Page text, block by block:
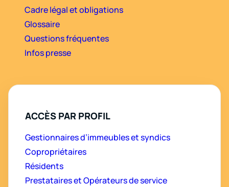
Cadre légal et obligations
Glossaire
Questions fréquentes
Infos presse
ACCÈS PAR PROFIL
Gestionnaires d’immeubles et syndics
Copropriétaires
Résidents
Prestataires et Opérateurs de service